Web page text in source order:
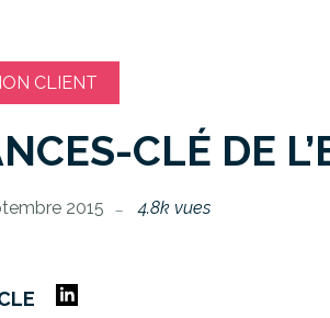
CLIENT
CLÉ DE
2015 4.8k vues